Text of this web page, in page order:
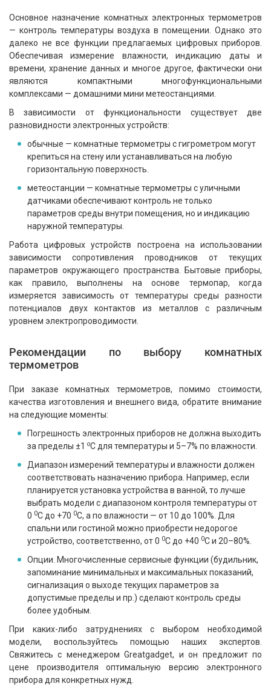
Основное назначение комнатных электронных термометров
— контроль температуры воздуха в помещении. Однако это
далеко не все функции предлагаемых цифровых приборов.
Обеспечивая измерение влажности, индикацию даты и
времени, хранение данных и многое другое, фактически они
являются компактными многофункциональными
комплексами — домашними мини метеостанциями.
В зависимости от функциональности существует две
разновидности электронных устройств:
обычные — комнатные термометры с гигрометром могут
крепиться на стену или устанавливаться на любую
горизонтальную поверхность.
метеостанции — комнатные термометры с уличными
датчиками обеспечивают контроль не только
параметров среды внутри помещения, но и индикацию
наружной температуры.
Работа цифровых устройств построена на использовании
зависимости сопротивления проводников от текущих
параметров окружающего пространства. Бытовые приборы,
как правило, выполнены на основе термопар, когда
измеряется зависимость от температуры среды разности
потенциалов двух контактов из металлов с различным
уровнем электропроводимости.
Рекомендации по выбору комнатных
термометров
При заказе комнатных термометров, помимо стоимости,
качества изготовления и внешнего вида, обратите внимание
на следующие моменты:
Погрешность электронных приборов не должна выходить
за пределы ±1 оС для температуры и 5–7% по влажности.
Диапазон измерений температуры и влажности должен
соответствовать назначению прибора. Например, если
планируется установка устройства в ванной, то лучше
выбрать модели с диапазоном контроля температуры от
0 0С до +70 0С, а по влажности — от 10 до 100%. Для
спальни или гостиной можно приобрести недорогое
устройство, соответственно, от 0 0С до +40 0С и 20–80%.
Опции. Многочисленные сервисные функции (будильник,
запоминание минимальных и максимальных показаний,
сигнализация о выходе текущих параметров за
допустимые пределы и пр.) сделают контроль среды
более удобным.
При каких-либо затруднениях с выбором необходимой
модели, воспользуйтесь помощью наших экспертов.
Свяжитесь с менеджером Greatgadget, и он предложит по
цене производителя оптимальную версию электронного
прибора для конкретных нужд.